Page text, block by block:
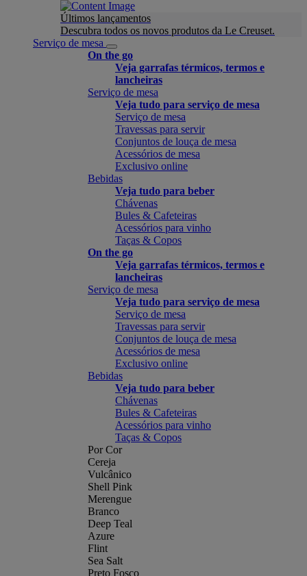
Últimos lançamentos
Descubra todos os novos produtos da Le Creuset.
Serviço de mesa
On the go
Veja garrafas térmicos, termos e
lancheiras
Serviço de mesa
Veja tudo para serviço de mesa
Serviço de mesa
Travessas para servir
Conjuntos de louça de mesa
Acessórios de mesa
Exclusivo online
Bebidas
Veja tudo para beber
Chávenas
Bules & Cafeteiras
Acessórios para vinho
Taças & Copos
On the go
Veja garrafas térmicos, termos e
lancheiras
Serviço de mesa
Veja tudo para serviço de mesa
Serviço de mesa
Travessas para servir
Conjuntos de louça de mesa
Acessórios de mesa
Exclusivo online
Bebidas
Veja tudo para beber
Chávenas
Bules & Cafeteiras
Acessórios para vinho
Taças & Copos
Por Cor
Cereja
Vulcânico
Shell Pink
Merengue
Branco
Deep Teal
Azure
Flint
Sea Salt
Preto Fosco